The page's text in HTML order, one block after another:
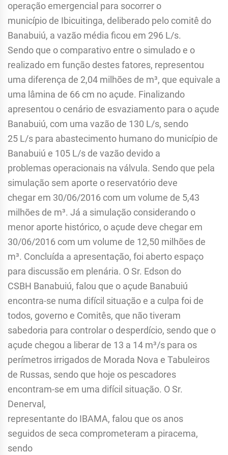
operação emergencial para socorrer o
município de Ibicuitinga, deliberado pelo comitê do
Banabuiú, a vazão média ficou em 296 L/s.
Sendo que o comparativo entre o simulado e o
realizado em função destes fatores, representou
uma diferença de 2,04 milhões de m³, que equivale a
uma lâmina de 66 cm no açude. Finalizando
apresentou o cenário de esvaziamento para o açude
Banabuiú, com uma vazão de 130 L/s, sendo
25 L/s para abastecimento humano do município de
Banabuiú e 105 L/s de vazão devido a
problemas operacionais na válvula. Sendo que pela
simulação sem aporte o reservatório deve
chegar em 30/06/2016 com um volume de 5,43
milhões de m³. Já a simulação considerando o
menor aporte histórico, o açude deve chegar em
30/06/2016 com um volume de 12,50 milhões de
m³. Concluída a apresentação, foi aberto espaço
para discussão em plenária. O Sr. Edson do
CSBH Banabuiú, falou que o açude Banabuiú
encontra-se numa difícil situação e a culpa foi de
todos, governo e Comitês, que não tiveram
sabedoria para controlar o desperdício, sendo que o
açude chegou a liberar de 13 a 14 m³/s para os
perímetros irrigados de Morada Nova e Tabuleiros
de Russas, sendo que hoje os pescadores
encontram-se em uma difícil situação. O Sr.
Denerval,
representante do IBAMA, falou que os anos
seguidos de seca comprometeram a piracema,
sendo